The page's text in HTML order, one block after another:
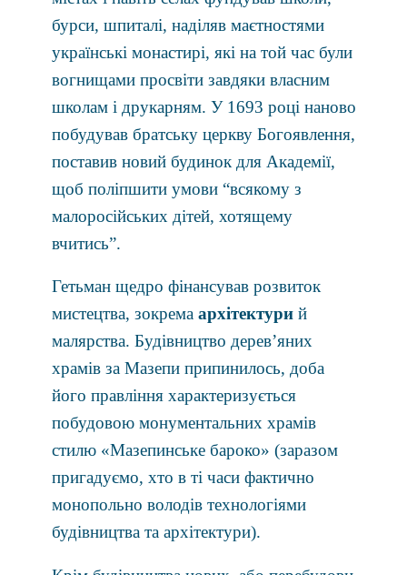
бурси, шпиталі, наділяв маєтностями
українські монастирі, які на той час були
вогнищами просвіти завдяки власним
школам і друкарням. У 1693 році наново
побудував братську церкву Богоявлення,
поставив новий будинок для Академії,
щоб поліпшити умови “всякому з
малоросійських дітей, хотящему
вчитись”.
Гетьман щедро фінансував розвиток
мистецтва, зокрема архітектурий
малярства. Будівництво дерев’яних
храмів за Мазепи припинилось, доба
його правління характеризується
побудовою монументальних храмів
стилю «Мазепинське бароко» (заразом
пригадуємо, хто в ті часи фактично
монопольно володів технологіями
будівництва та архітектури).